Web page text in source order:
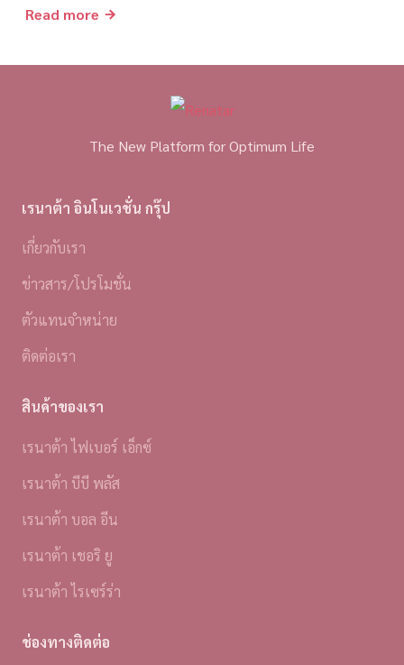
Read more
The New Platform for Optimum Life
เรนาต้า อินโนเวชั่น กรุ๊ป
เกี่ยวกับเรา
ข่าวสาร/โปรโมชั่น
ตัวแทนจำหน่าย
ติดต่อเรา
สินค้าของเรา
เรนาต้า ไฟเบอร์ เอ็กซ์
เรนาต้า บีบี พลัส
เรนาต้า บอล อีน
เรนาต้า เชอริ ยู
เรนาต้า ไรเซร์ร่า
ช่องทางติดต่อ